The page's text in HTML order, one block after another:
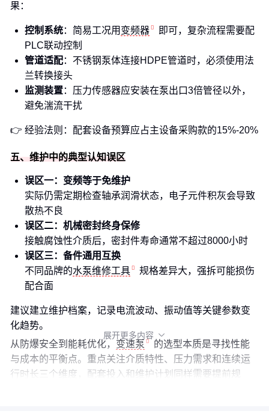
果：
控制系统：简易工况用 变频器
即可，复杂流程需要配
PLC联动控制
管道适配：不锈钢泵体连接HDPE管道时，必须使用法
兰转换接头
监测装置：压力传感器应安装在泵出口3倍管径以外，
避免湍流干扰
👉 经验法则：配套设备预算应占主设备采购款的15%-20%
五、维护中的典型认知误区
误区一：变频等于免维护
实际仍需定期检查轴承润滑状态，电子元件积灰会导致
散热不良
误区二：机械密封终身保修
接触腐蚀性介质后，密封件寿命通常不超过8000小时
误区三：备件通用互换
不同品牌的水泵维修工具
规格差异大，强拆可能损伤
配合面
建议建立维护档案，记录电流波动、振动值等关键参数变
化趋势。
从防爆安全到能耗优化， 变速泵
的选型本质是寻找性能
与成本的平衡点。重点关注介质特性、压力需求和连续运
行时长三个维度，配套投入和维护计划同样需要提前规
展开更多内容 